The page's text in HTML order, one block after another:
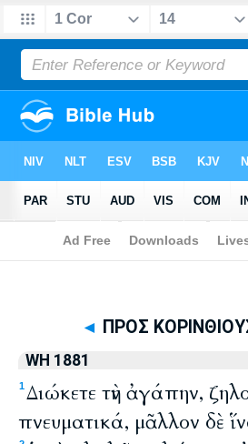
Biblia>WH 1881> ΠΡΟΣ ΚΟΡΙΝΘΙΟΥΣ
◄ ΠΡΟΣ
WH 1881
1Διώκετε τὴν ἀγάπην,
πνευματικά, μᾶλλον δὲ